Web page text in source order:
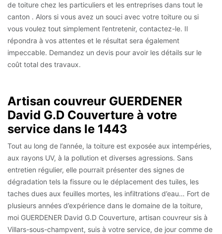
de toiture chez les particuliers et les entreprises dans tout le
canton . Alors si vous avez un souci avec votre toiture ou si
vous voulez tout simplement l’entretenir, contactez-le. Il
répondra à vos attentes et le résultat sera également
impeccable. Demandez un devis pour avoir les détails sur le
coût total des travaux.
Artisan couvreur GUERDENER
David G.D Couverture à votre
service dans le 1443
Tout au long de l’année, la toiture est exposée aux intempéries,
aux rayons UV, à la pollution et diverses agressions. Sans
entretien régulier, elle pourrait présenter des signes de
dégradation tels la fissure ou le déplacement des tuiles, les
taches dues aux feuilles mortes, les infiltrations d’eau… Fort de
plusieurs années d’expérience dans le domaine de la toiture,
moi GUERDENER David G.D Couverture, artisan couvreur sis à
Villars-sous-champvent, suis à votre service, de jour comme de